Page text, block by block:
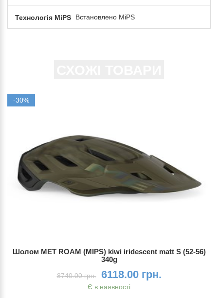
Технологія MiPS Встановлено MiPS
-30%
Шолом MET ROAM (MIPS) kiwi iridescent matt S (52-56)
340g
8740.00 грн. 6118.00 грн.
Є в наявності